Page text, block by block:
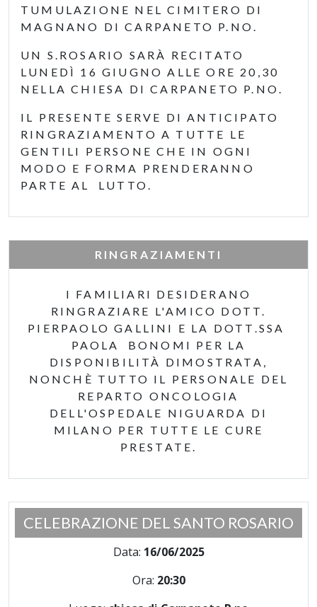
TUMULAZIONE NEL CIMITERO DI
MAGNANO DI CARPANETO P.NO.
UN S.ROSARIO SARÀ RECITATO
LUNEDÌ 16 GIUGNO ALLE ORE 20,30
NELLA CHIESA DI CARPANETO P.NO.
IL PRESENTE SERVE DI ANTICIPATO
RINGRAZIAMENTO A TUTTE LE
GENTILI PERSONE CHE IN OGNI
MODO E FORMA PRENDERANNO
PARTE AL LUTTO.
RINGRAZIAMENTI
I FAMILIARI DESIDERANO
RINGRAZIARE L'AMICO DOTT.
PIERPAOLO GALLINI E LA DOTT.SSA
PAOLA BONOMI PER LA
DISPONIBILITÀ DIMOSTRATA,
NONCHÈ TUTTO IL PERSONALE DEL
REPARTO ONCOLOGIA
DELL'OSPEDALE NIGUARDA DI
MILANO PER TUTTE LE CURE
PRESTATE.
CELEBRAZIONE DEL SANTO ROSARIO
Data: 16/06/2025
Ora: 20:30